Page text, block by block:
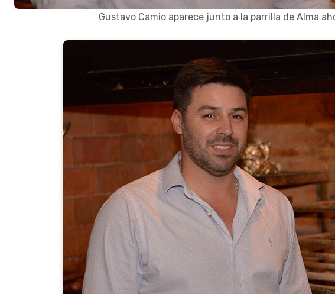
Gustavo Camio aparece junto a la parrilla de Alma